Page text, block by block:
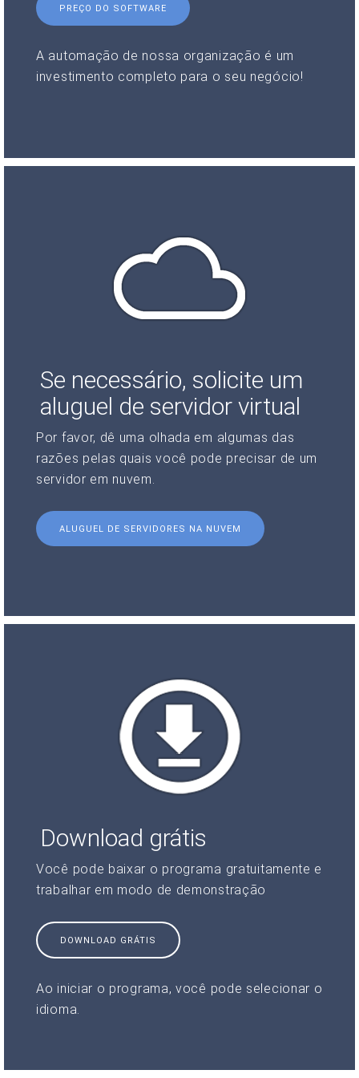
PREÇO DO SOFTWARE
A automação de nossa organização é um
investimento completo para o seu negócio!
Se necessário, solicite um
aluguel de servidor virtual
Por favor, dê uma olhada em algumas das
razões pelas quais você pode precisar de um
servidor em nuvem.
ALUGUEL DE SERVIDORES NA NUVEM
Download grátis
Você pode baixar o programa gratuitamente e
trabalhar em modo de demonstração
DOWNLOAD GRÁTIS
Ao iniciar o programa, você pode selecionar o
idioma.